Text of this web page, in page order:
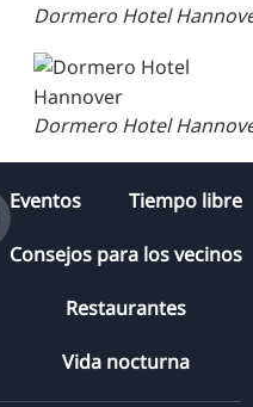
Dormero Hotel
Dormero Hotel
Eventos Tiempo libre
Consejos para los vecinos
Restaurantes
Vida nocturna